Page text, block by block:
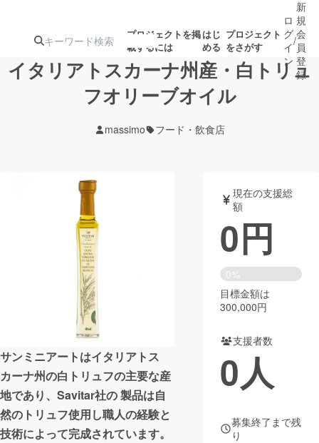
プロジェクトを掲
載するには
はじ
める
プロジェクト
をさがす
ジェクト
募集終了が近いプ
ロジェクト
アート・写真 音楽
テクノロジー・ガジェット ゲーム・サ
映像・映画 書籍・雑誌
ビジネス・起業 チャレンジ
CAMPFIRE for Social Good
CAMPFIRE Creation
CAMPFIREふるさと納税machi-ya
ロ
グ
イ
ン
/
新
規
会
員
登
録
イタリアトスカーナ州産・白トリュ
フオリーブオイル
massimo フード・飲食店
サンミニアートはイタリアトス
カーナ州の白トリュフの主要な産
地であり、Savitar社の 製品は自
然のトリュフ使用し職人の経験と
技術によって完成されています。
現在の支援総
額
0円
0%
目標金額は
300,000円
支援者数
0人
募集終了まで残
り